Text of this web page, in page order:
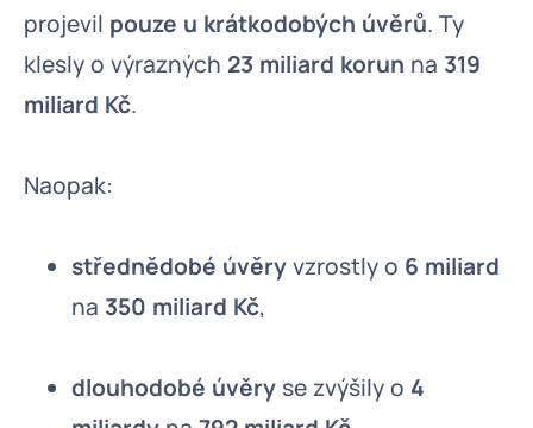
projevil pouze u krátkodobých úvěrů. Ty
klesly o výrazných 23 miliard korun na 319
miliard Kč.
Naopak:
střednědobé úvěryvzrostly o 6 miliard
na 350 miliard Kč,
dlouhodobé úvěry se zvýšily o 4